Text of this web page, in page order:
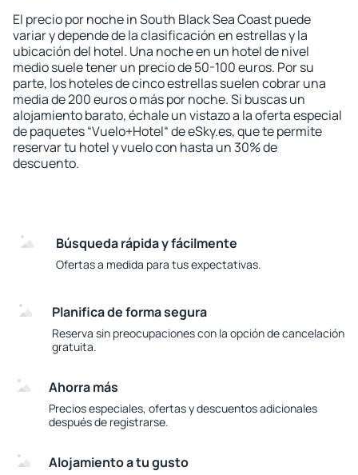
El precio por noche in South Black Sea Coast puede
variar y depende de la clasificación en estrellas y la
ubicación del hotel. Una noche en un hotel de nivel
medio suele tener un precio de 50-100 euros. Por su
parte, los hoteles de cinco estrellas suelen cobrar una
media de 200 euros o más por noche. Si buscas un
alojamiento barato, échale un vistazo a la oferta especial
de paquetes “Vuelo+Hotel“ de eSky.es, que te permite
reservar tu hotel y vuelo con hasta un 30% de
descuento.
Búsqueda rápida y fácilmente
Ofertas a medida para tus expectativas.
Planifica de forma segura
Reserva sin preocupaciones con la opción de cancelación
gratuita.
Ahorra más
Precios especiales, ofertas y descuentos adicionales
después de registrarse.
Alojamiento a tu gusto